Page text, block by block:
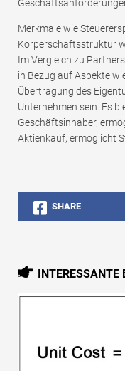
Merkmale wie
Körperschaftsstruktur
Im Vergleich zu
in Bezug auf Aspekte
Übertragung des
Unternehmen sein. Es
Geschäftsinhaber,
Aktienkauf, ermöglicht
SHARE